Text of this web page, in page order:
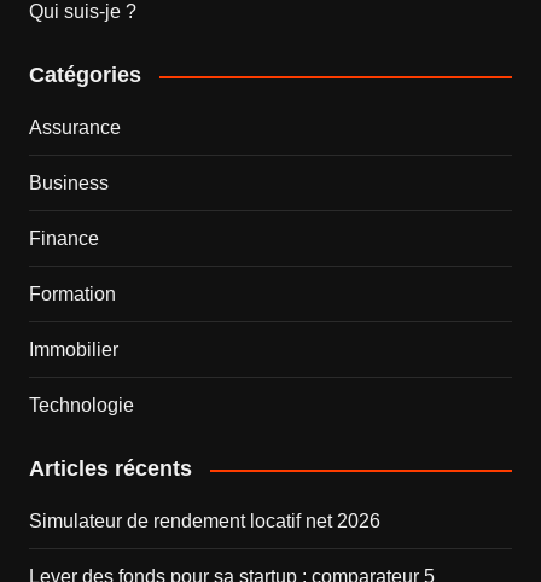
Qui suis-je ?
Catégories
Assurance
Business
Finance
Formation
Immobilier
Technologie
Articles récents
Simulateur de rendement locatif net 2026
Lever des fonds pour sa startup : comparateur 5